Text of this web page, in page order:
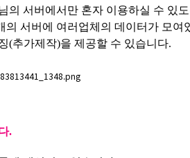
의 서버에서만 혼자 이용하실 수 있
의 서버에 여러업체의 데이터가 모
(추가제작)을 제공할 수 있습니다.
.